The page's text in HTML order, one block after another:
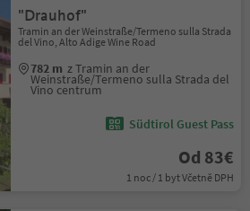
"Drauhof"
Tramin an der Weinstraße/Termeno sulla Strada
del Vino, Alto Adige Wine Road
782 m z Tramin an der
Weinstraße/Termeno sulla Strada del
Vino centrum
Südtirol Guest Pass
Od 83€
1 noc / 1 byt Včetně DPH